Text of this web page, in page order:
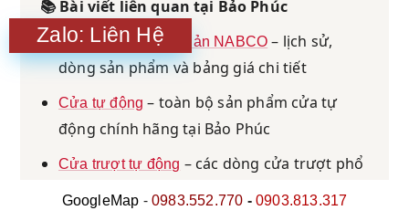
📚 Bài viết liên quan tại Bảo Phúc
Cửa tự động Nhật Bản NABCO – lịch sử,
dòng sản phẩm và bảng giá chi tiết
Cửa tự động – toàn bộ sản phẩm cửa tự
động chính hãng tại Bảo Phúc
Cửa trượt tự động – các dòng cửa trượt phổ
biến cho văn phòng, showroom
Zalo: Liên Hệ
GoogleMap - 0983.552.770 -0903.813.317